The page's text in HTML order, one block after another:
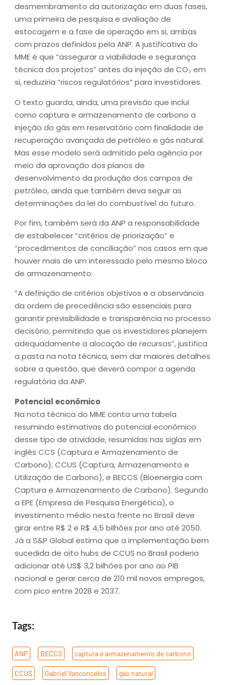
desmembramento da autorização em duas fases,
uma primeira de pesquisa e avaliação de
estocagem e a fase de operação em si, ambas
com prazos definidos pela ANP. A justificativa do
MME é que “assegurar a viabilidade e segurança
técnica dos projetos” antes da injeção de CO₂ em
si, reduziria “riscos regulatórios” para investidores.
O texto guarda, ainda, uma previsão que inclui
como captura e armazenamento de carbono a
injeção do gás em reservatório com finalidade de
recuperação avançada de petróleo e gás natural.
Mas esse modelo será admitido pela agência por
meio da aprovação dos planos de
desenvolvimento da produção dos campos de
petróleo, ainda que também deva seguir as
determinações da lei do combustível do futuro.
Por fim, também será da ANP a responsabilidade
de estabelecer “critérios de priorização” e
“procedimentos de conciliação” nos casos em que
houver mais de um interessado pelo mesmo bloco
de armazenamento.
“A definição de critérios objetivos e a observância
da ordem de precedência são essenciais para
garantir previsibilidade e transparência no processo
decisório, permitindo que os investidores planejem
adequadamente a alocação de recursos”, justifica
a pasta na nota técnica, sem dar maiores detalhes
sobre a questão, que deverá compor a agenda
regulatória da ANP.
Potencial econômico
Na nota técnica do MME conta uma tabela
resumindo estimativas do potencial econômico
desse tipo de atividade, resumidas nas siglas em
inglês CCS (Captura e Armazenamento de
Carbono); CCUS (Captura, Armazenamento e
Utilização de Carbono), e BECCS (Bioenergia com
Captura e Armazenamento de Carbono). Segundo
a EPE (Empresa de Pesquisa Energética), o
investimento médio nesta frente no Brasil deve
girar entre R$ 2 e R$ 4,5 bilhões por ano até 2050.
Já a S&P Global estima que a implementação bem
sucedida de oito hubs de CCUS no Brasil poderia
adicionar até US$ 3,2 bilhões por ano ao PIB
nacional e gerar cerca de 210 mil novos empregos,
com pico entre 2028 e 2037.
Tags:
ANP BECCS captura e armazenamento de carbono
CCUS Gabriel Vasconcelos gás natural